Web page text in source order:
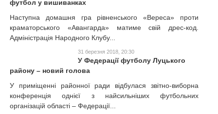
футбол у вишиванках
Наступна домашня гра рівненського «Вереса» проти
краматорського «Авангарда» матиме свій дрес-код.
Адміністрація Народного Клубу...
31 березня 2018, 20:30
У Федерації футболу Луцького
району – новий голова
У приміщенні районної ради відбулася звітно-виборна
конференція однієї з найсильніших футбольних
організацій області – Федерації...